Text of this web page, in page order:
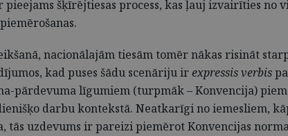
šķīrējtiesas process, kas ļauj izvairīties no
nacionālajām tiesām tomēr nākas risināt
kad puses šādu scenāriju irexpressis verbis
pārdevuma līgumiem (turpmāk – Konvencija)
darbu kontekstā. Neatkarīgi no iemesliem,
tās uzdevums ir pareizi piemērot Konvencijas